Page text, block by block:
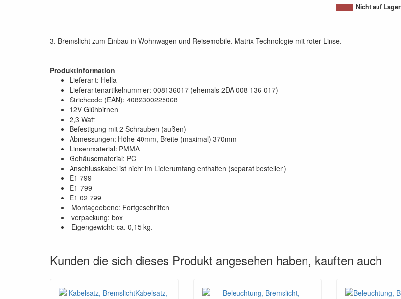
Nicht auf Lager
3. Bremslicht zum Einbau in Wohnwagen und Reisemobile. Matrix-Technologie mit roter Linse.
Produktinformation
Lieferant: Hella
Lieferantenartikelnummer: 008136017 (ehemals 2DA 008 136-017)
Strichcode (EAN): 4082300225068
12V Glühbirnen
2,3 Watt
Befestigung mit 2 Schrauben (außen)
Abmessungen: Höhe 40mm, Breite (maximal) 370mm
Linsenmaterial: PMMA
Gehäusematerial: PC
Anschlusskabel ist nicht im Lieferumfang enthalten (separat bestellen)
E1 799
E1-799
E1 02 799
Montageebene: Fortgeschritten
verpackung: box
Eigengewicht: ca. 0,15 kg.
Kunden die sich dieses Produkt angesehen haben, kauften auch